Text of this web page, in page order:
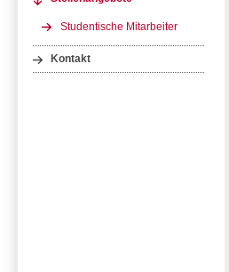
Studentische Mitarbeiter
Kontakt